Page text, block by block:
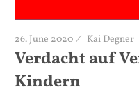
26. June 2020 Kai Degner
Verdacht auf
Kindern